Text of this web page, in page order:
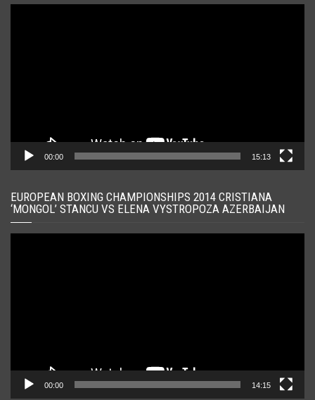
00:00 15:13
EUROPEAN BOXING CHAMPIONSHIPS 2014 CRISTIANA
‘MONGOL’ STANCU VS ELENA VYSTROPOZA AZERBAIJAN
00:00 14:15